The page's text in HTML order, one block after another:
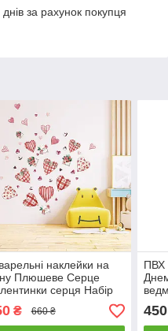
за рахунок покупця
наклейки на
Плюшеве Серце
серця Набір
мм матова
₴ 660 ₴
ПВХ
450